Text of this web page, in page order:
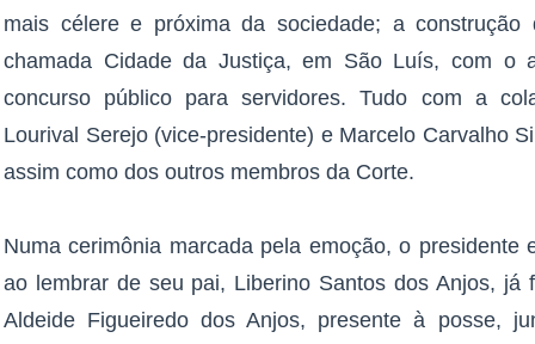
mais célere e próxima da sociedade; a
chamada Cidade da Justiça, em São Luís, com o
concurso público para servidores. Tudo com a
Lourival Serejo (vice-presidente) e Marcelo Carvalho
assim como dos outros membros da Corte.
Numa cerimônia marcada pela emoção, o presidente
ao lembrar de seu pai, Liberino Santos dos Anjos, já
Aldeide Figueiredo dos Anjos, presente à posse,